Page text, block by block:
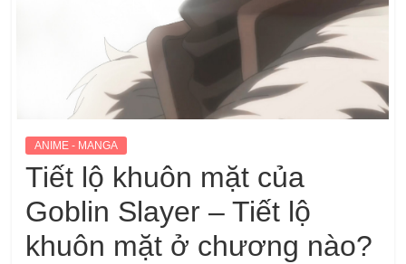
ANIME - MANGA
Tiết lộ khuôn mặt của
Goblin Slayer – Tiết lộ
khuôn mặt ở chương nào?